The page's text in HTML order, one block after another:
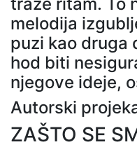
melodija
puzi kao druga
hod biti
njegove ideje,
Autorski
ZAŠTO SE